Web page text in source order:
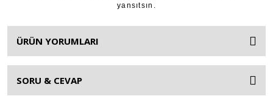
yansıtsın.
ÜRÜN YORUMLARI
SORU & CEVAP